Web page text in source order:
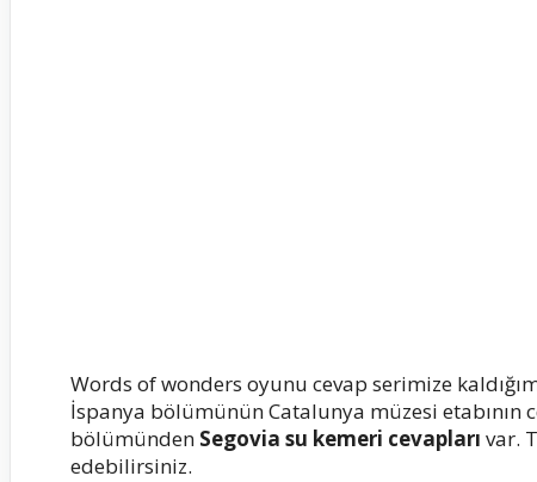
Words of wonders oyunu cevap serimize
İspanya bölümünün Catalunya müzesi etabının
bölümünden Segovia su kemeri cevapları var.
edebilirsiniz.